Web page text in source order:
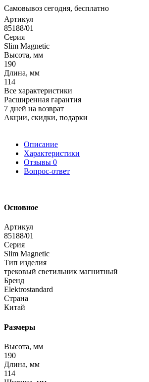
Самовывоз сегодня, бесплатно
Артикул
85188/01
Серия
Slim Magnetic
Высота, мм
190
Длина, мм
114
Все характеристики
Расширенная гарантия
7 дней на возврат
Акции, скидки, подарки
Описание
Характеристики
Отзывы 0
Вопрос-ответ
Основное
Артикул
85188/01
Серия
Slim Magnetic
Тип изделия
трековый светильник магнитный
Бренд
Elektrostandard
Страна
Китай
Размеры
Высота, мм
190
Длина, мм
114